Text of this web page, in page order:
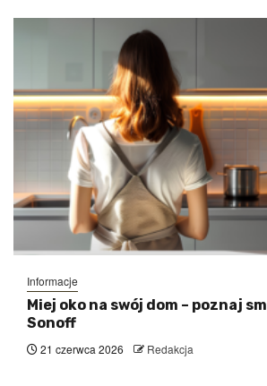
Informacje
Miej oko na swój dom – poznaj
Sonoff
21 czerwca 2026 Redakcja